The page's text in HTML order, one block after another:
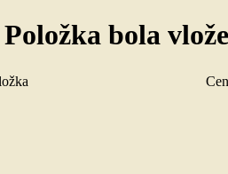
Položka bola